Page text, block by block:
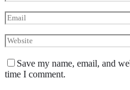
Save my name, email, and
time I comment.